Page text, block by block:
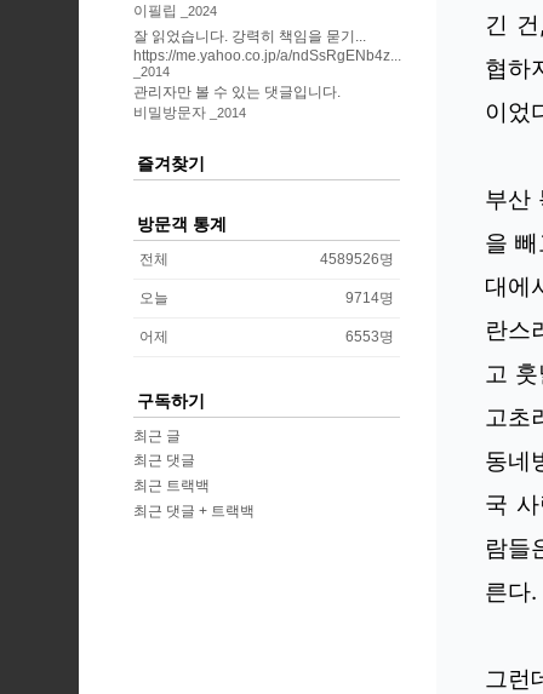
긴
협하
이었
부산
을
대에
란스
고
고초
동네
국
람들
른다.
그런
이필립
2024
잘 읽었습니다. 강력히 책임을 묻기...
https://me.yahoo.co.jp/a/ndSsRgENb4z...
2014
관리자만 볼 수 있는 댓글입니다.
비밀방문자
2014
즐겨찾기
방문객 통계
전체 4589526명
오늘 9714명
어제 6553명
구독하기
최근 글
최근 댓글
최근 트랙백
최근 댓글 + 트랙백